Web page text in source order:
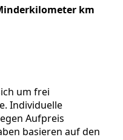
km
um frei
Individuelle
Aufpreis
basieren auf den